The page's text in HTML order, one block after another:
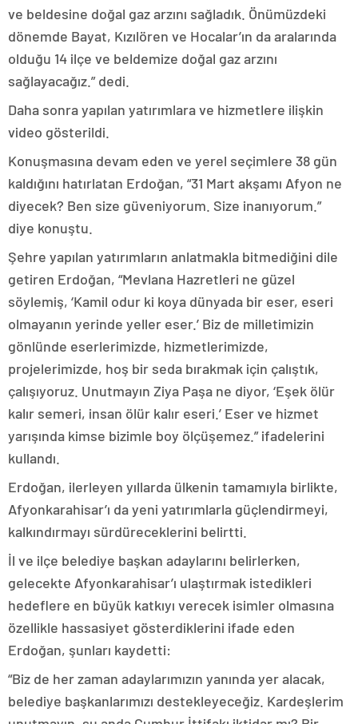
ve beldesine doğal gaz arzını sağladık. Önümüzdeki
dönemde Bayat, Kızılören ve Hocalar’ın da aralarında
olduğu 14 ilçe ve beldemize doğal gaz arzını
sağlayacağız.” dedi.
Daha sonra yapılan yatırımlara ve hizmetlere ilişkin
video gösterildi.
Konuşmasına devam eden ve yerel seçimlere 38 gün
kaldığını hatırlatan Erdoğan, “31 Mart akşamı Afyon ne
diyecek? Ben size güveniyorum. Size inanıyorum.”
diye konuştu.
Şehre yapılan yatırımların anlatmakla bitmediğini dile
getiren Erdoğan, “Mevlana Hazretleri ne güzel
söylemiş, ‘Kamil odur ki koya dünyada bir eser, eseri
olmayanın yerinde yeller eser.’ Biz de milletimizin
gönlünde eserlerimizde, hizmetlerimizde,
projelerimizde, hoş bir seda bırakmak için çalıştık,
çalışıyoruz. Unutmayın Ziya Paşa ne diyor, ‘Eşek ölür
kalır semeri, insan ölür kalır eseri.’ Eser ve hizmet
yarışında kimse bizimle boy ölçüşemez.” ifadelerini
kullandı.
Erdoğan, ilerleyen yıllarda ülkenin tamamıyla birlikte,
Afyonkarahisar’ı da yeni yatırımlarla güçlendirmeyi,
kalkındırmayı sürdüreceklerini belirtti.
İl ve ilçe belediye başkan adaylarını belirlerken,
gelecekte Afyonkarahisar’ı ulaştırmak istedikleri
hedeflere en büyük katkıyı verecek isimler olmasına
özellikle hassasiyet gösterdiklerini ifade eden
Erdoğan, şunları kaydetti:
“Biz de her zaman adaylarımızın yanında yer alacak,
belediye başkanlarımızı destekleyeceğiz. Kardeşlerim